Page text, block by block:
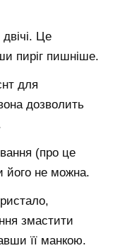
Це
пиріг пишніше.
для
дозволить
(про це
його не можна.
змастити
її манкою.